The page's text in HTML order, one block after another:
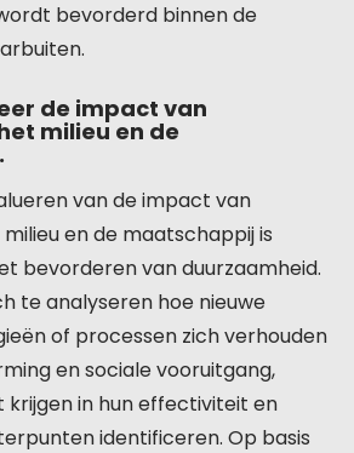
bevorderd binnen de
de impact van
milieu en de
van de impact van
en de maatschappij is
bevorderen van duurzaamheid.
te analyseren hoe nieuwe
of processen zich verhouden
en sociale vooruitgang,
krijgen in hun effectiviteit en
identificeren. Op basis